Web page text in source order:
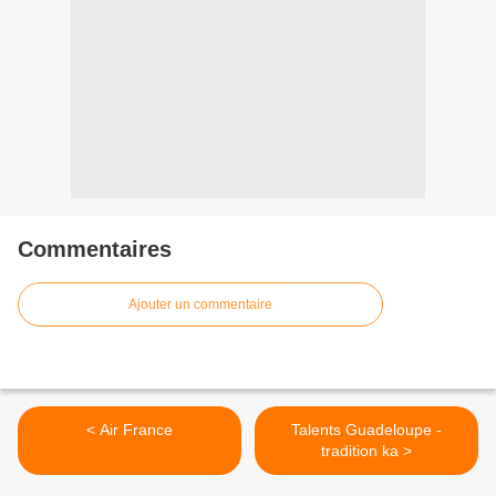
Commentaires
Ajouter un commentaire
< Air France
Talents Guadeloupe -
tradition ka >